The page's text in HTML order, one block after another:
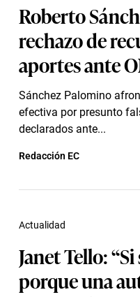
Roberto
rechazo de
aportes ante
Sánchez Palomino
efectiva por presunto
declarados ante...
Redacción EC
Janet Tello:
porque una
Actualidad